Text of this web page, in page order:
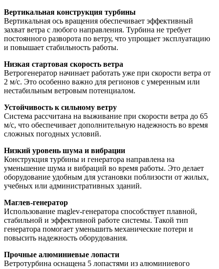
Вертикальная конструкция турбины
Вертикальная ось вращения обеспечивает эффективный
захват ветра с любого направления. Турбина не требует
постоянного разворота по ветру, что упрощает эксплуатацию
и повышает стабильность работы.
Низкая стартовая скорость ветра
Ветрогенератор начинает работать уже при скорости ветра от
2 м/с. Это особенно важно для регионов с умеренным или
нестабильным ветровым потенциалом.
Устойчивость к сильному ветру
Система рассчитана на выживание при скорости ветра до 65
м/с, что обеспечивает дополнительную надежность во время
сложных погодных условий.
Низкий уровень шума и вибрации
Конструкция турбины и генератора направлена на
уменьшение шума и вибраций во время работы. Это делает
оборудование удобным для установки поблизости от жилых,
учебных или административных зданий.
Маглев-генератор
Использование maglev-генератора способствует плавной,
стабильной и эффективной работе системы. Такой тип
генератора помогает уменьшить механические потери и
повысить надежность оборудования.
Прочные алюминиевые лопасти
Ветротурбина оснащена 5 лопастями из алюминиевого